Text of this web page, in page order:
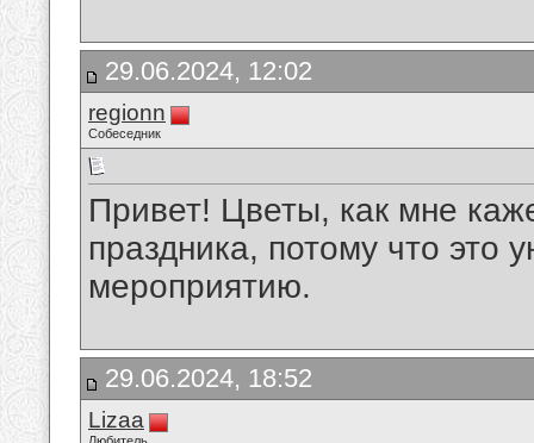
29.06.2024, 12:02
regionn
Собеседник
Привет! Цветы, как мне
праздника, потому что это
мероприятию.
29.06.2024, 18:52
Lizaa